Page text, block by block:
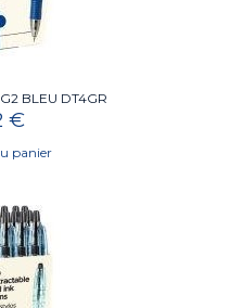
BLEU DT4GR
€
panier